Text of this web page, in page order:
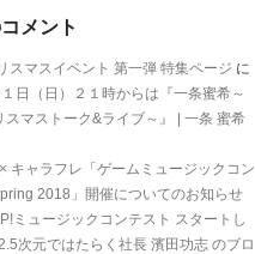
メント
スマスイベント 第一弾 特集ページ に
１日（日）２１時からは『一条蜜希～
スマストーク&ライブ～』 | 一条 蜜希
キャラフレ「ゲームミュージックコン
2018」開催についてのお知らせ
ミュージックコンテスト スタートし
次元ではたらく社長 濱田功志 のブロ